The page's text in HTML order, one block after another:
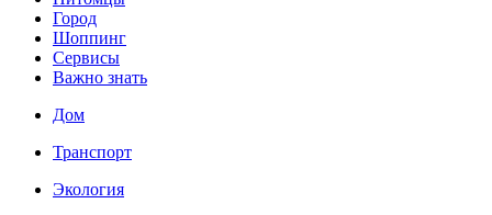
Город
Шоппинг
Сервисы
Важно знать
Дом
Транспорт
Экология